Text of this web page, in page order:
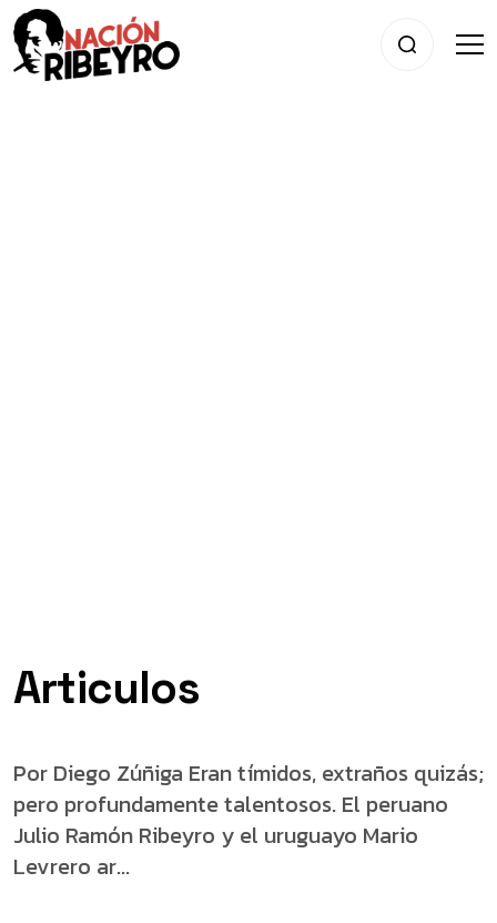
Articulos
Por Diego Zúñiga Eran tímidos, extraños quizás;
pero profundamente talentosos. El peruano
Julio Ramón Ribeyro y el uruguayo Mario
Levrero ar...